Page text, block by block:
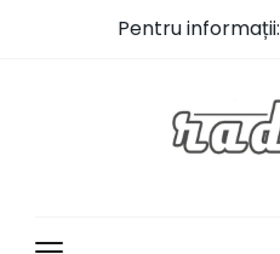
Pentru informații: